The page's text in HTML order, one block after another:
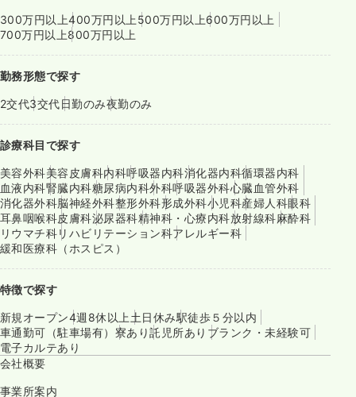
300万円以上400万円以上 500万円以上600万円以上
700万円以上800万円以上
勤務形態で探す
2交代3交代日勤のみ夜勤のみ
診療科目で探す
美容外科美容皮膚科内科呼吸器内科消化器内科循環器内科
血液内科腎臓内科糖尿病内科外科呼吸器外科心臓血管外科
消化器外科脳神経外科整形外科形成外科小児科産婦人科眼科
耳鼻咽喉科皮膚科泌尿器科精神科・心療内科放射線科麻酔科
リウマチ科リハビリテーション科アレルギー科
緩和医療科（ホスピス）
特徴で探す
新規オープン4週8休以上 土日休み駅徒歩５分以内
車通勤可（駐車場有） 寮あり託児所あり ブランク・未経験可
電子カルテあり
会社概要
事業所案内